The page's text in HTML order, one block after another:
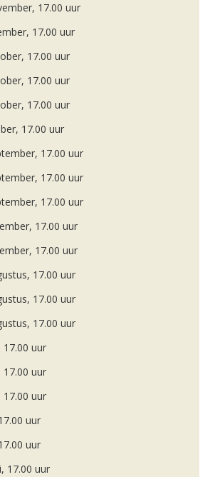
17.00 uur
17.00 uur
17.00 uur
17.00 uur
17.00 uur
17.00 uur
17.00 uur
17.00 uur
17.00 uur
17.00 uur
17.00 uur
17.00 uur
17.00 uur
17.00 uur
uur
uur
uur
uur
uur
17.00 uur